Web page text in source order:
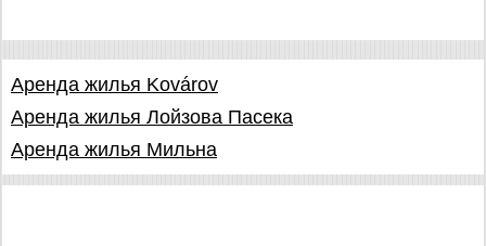
Аренда жилья Kovárov
Аренда жилья Лойзова Пасека
Аренда жилья Мильна